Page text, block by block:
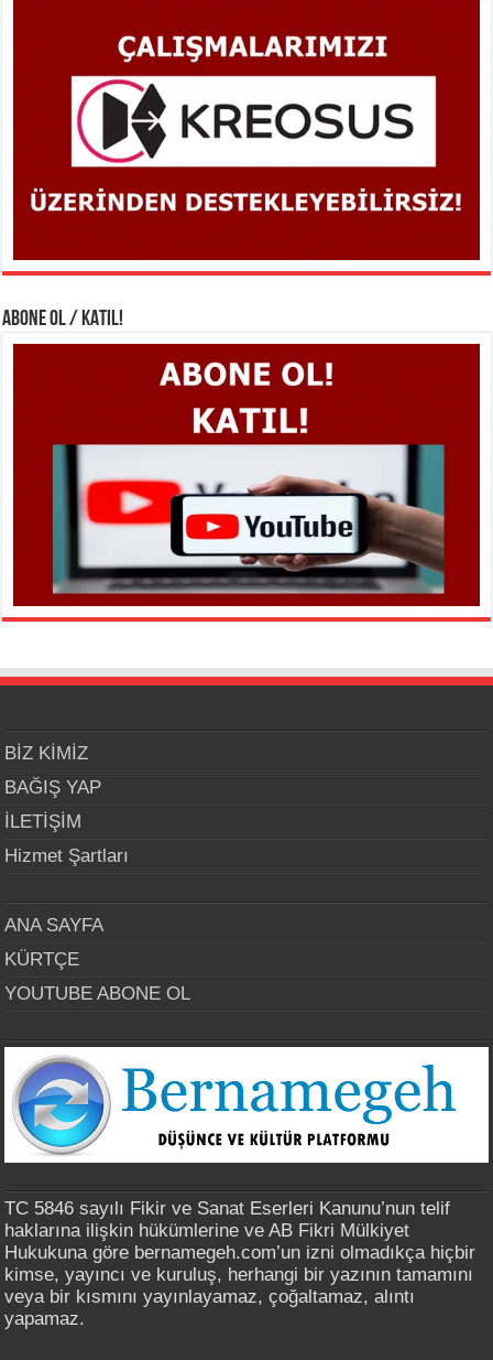
ABONE OL / KATIL!
BİZ KİMİZ
BAĞIŞ YAP
İLETİŞİM
Hizmet Şartları
ANA SAYFA
KÜRTÇE
YOUTUBE ABONE OL
TC 5846 sayılı Fikir ve Sanat Eserleri Kanunu’nun telif
haklarına ilişkin hükümlerine ve AB Fikri Mülkiyet
Hukukuna göre bernamegeh.com’un izni olmadıkça hiçbir
kimse, yayıncı ve kuruluş, herhangi bir yazının tamamını
veya bir kısmını yayınlayamaz, çoğaltamaz, alıntı
yapamaz.